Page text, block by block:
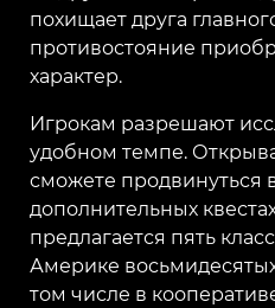
похищает друга
противостояние
характер.
Игрокам разрешают
удобном темпе.
сможете продвинуться
дополнительных
предлагается пять
Америке
том числе в